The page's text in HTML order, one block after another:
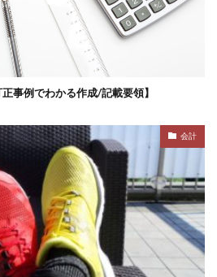
事例でわかる作成/記載要領】
会計